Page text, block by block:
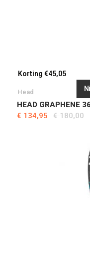
Korting €45,05
Head
HEAD GRAPHENE
€ 134,95
€ 180,00